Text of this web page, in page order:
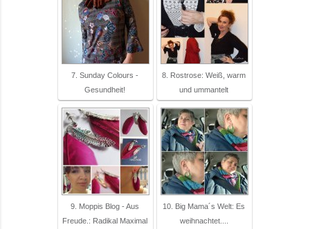
7. Sunday Colours -
Gesundheit!
8. Rostrose: Weiß, warm
und ummantelt
9. Moppis Blog - Aus
Freude.: Radikal Maximal
10. Big Mama´s Welt: Es
weihnachtet....